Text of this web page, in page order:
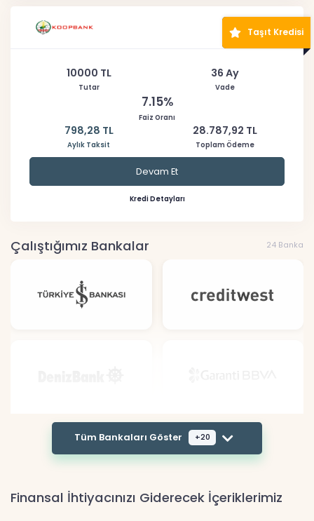
Taşıt Kredisi
10000 TL
Tutar
36 Ay
Vade
7.15%
Faiz Oranı
798,28 TL
Aylık Taksit
28.787,92 TL
Toplam Ödeme
Devam Et
Kredi Detayları
Çalıştığımız Bankalar 24 Banka
Tüm Bankaları Göster +20
Finansal İhtiyacınızı Giderecek İçeriklerimiz